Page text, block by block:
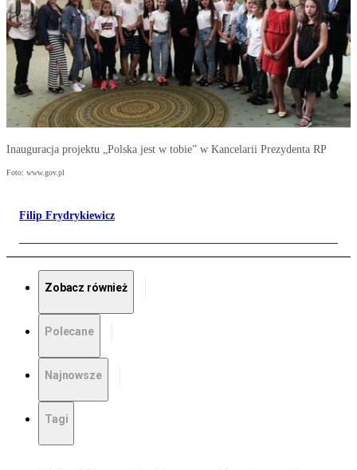
Inauguracja projektu „Polska jest w tobie” w Kancelarii Prezydenta RP
Foto: www.gov.pl
Filip Frydrykiewicz
Zobacz również
Polecane
Najnowsze
Tagi